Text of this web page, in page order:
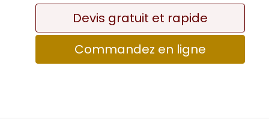
Devis gratuit et rapide
Commandez en ligne